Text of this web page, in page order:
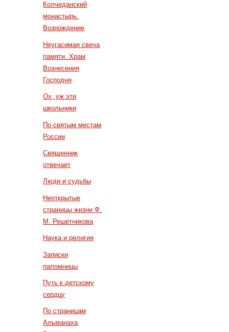
Колчеданский
монастырь.
Возрождение
Неугасимая свеча
памяти. Храм
Вознесения
Господня
Ох, уж эти
школьники
По святым местам
России
Священник
отвечает
Люди и судьбы
Неоткрытые
страницы жизни Ф.
М. Решетникова
Наука и религия
Записки
паломницы
Путь к детскому
сердцу
По страницам
Альманаха